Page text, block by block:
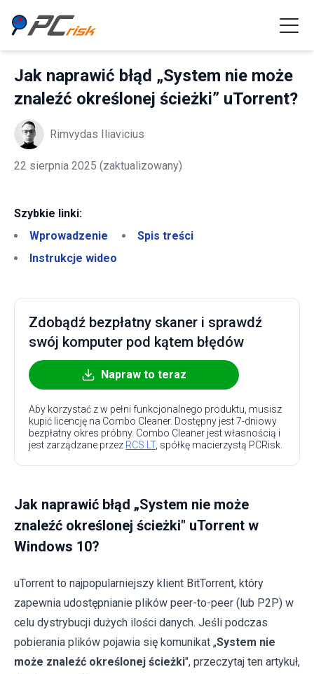
Jak naprawić błąd „System nie może
znaleźć określonej ścieżki” uTorrent?
Rimvydas Iliavicius
22 sierpnia 2025 (zaktualizowany)
Szybkie linki:
Wprowadzenie
Spis treści
Instrukcje wideo
Zdobądź bezpłatny skaner i sprawdź
swój komputer pod kątem błędów
Napraw to teraz
Aby korzystać z w pełni funkcjonalnego produktu, musisz
kupić licencję na Combo Cleaner. Dostępny jest 7-dniowy
bezpłatny okres próbny. Combo Cleaner jest własnością i
jest zarządzane przez RCS LT, spółkę macierzystą PCRisk.
Jak naprawić błąd „System nie może
znaleźć określonej ścieżki" uTorrent w
Windows 10?
uTorrent to najpopularniejszy klient BitTorrent, który
zapewnia udostępnianie plików peer-to-peer (lub P2P) w
celu dystrybucji dużych ilości danych. Jeśli podczas
pobierania plików pojawia się komunikat „System nie
może znaleźć określonej ścieżki", przeczytaj ten artykuł,